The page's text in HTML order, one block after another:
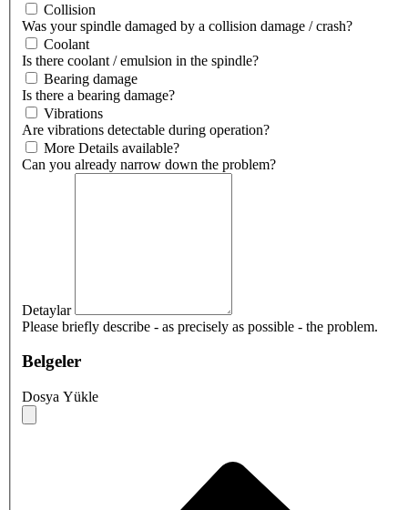
Collision
Was your spindle damaged by a collision damage / crash?
Coolant
Is there coolant / emulsion in the spindle?
Bearing damage
Is there a bearing damage?
Vibrations
Are vibrations detectable during operation?
More Details available?
Can you already narrow down the problem?
Detaylar
Please briefly describe - as precisely as possible - the problem.
Belgeler
Dosya Yükle